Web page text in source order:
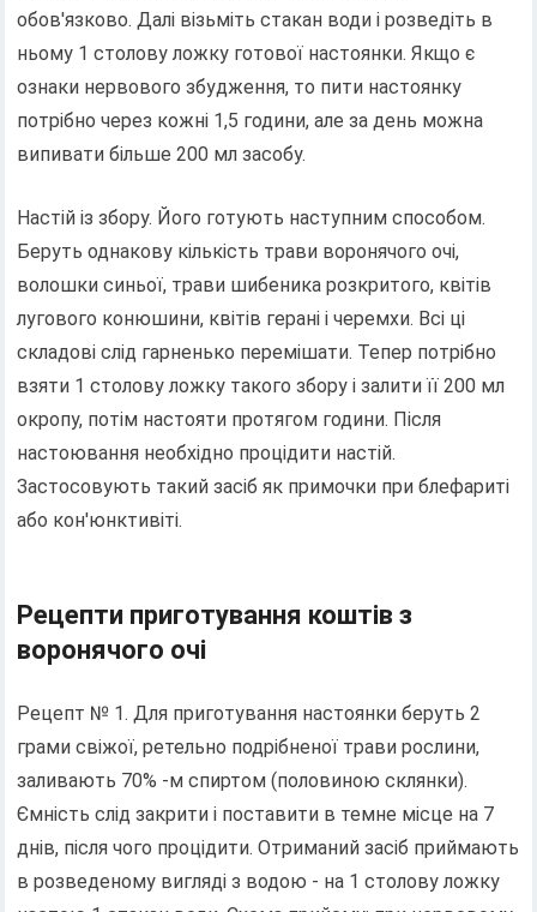
обов'язково. Далі візьміть стакан води і розведіть в
ньому 1 столову ложку готової настоянки. Якщо є
ознаки нервового збудження, то пити настоянку
потрібно через кожні 1,5 години, але за день можна
випивати більше 200 мл засобу.
Настій із збору. Його готують наступним способом.
Беруть однакову кількість трави воронячого очі,
волошки синьої, трави шибеника розкритого, квітів
лугового конюшини, квітів герані і черемхи. Всі ці
складові слід гарненько перемішати. Тепер потрібно
взяти 1 столову ложку такого збору і залити її 200 мл
окропу, потім настояти протягом години. Після
настоювання необхідно процідити настій.
Застосовують такий засіб як примочки при блефариті
або кон'юнктивіті.
Рецепти приготування коштів з
воронячого очі
Рецепт № 1. Для приготування настоянки беруть 2
грами свіжої, ретельно подрібненої трави рослини,
заливають 70% -м спиртом (половиною склянки).
Ємність слід закрити і поставити в темне місце на 7
днів, після чого процідити. Отриманий засіб приймають
в розведеному вигляді з водою - на 1 столову ложку